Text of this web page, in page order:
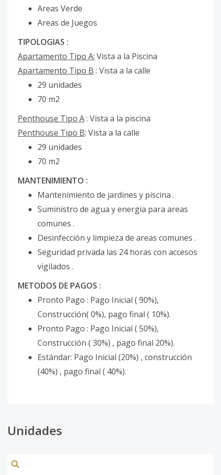
Areas Verde
Areas de Juegos
TIPOLOGIAS :
Apartamento Tipo A: Vista a la Piscina
Apartamento Tipo B : Vista a la calle
29 unidades
70 m2
Penthouse Tipo A: Vista a la piscina
Penthouse Tipo B: Vista a la calle
29 unidades
70 m2
MANTENIMIENTO :
Mantenimiento de jardines y piscina .
Suministro de agua y energia para areas
comunes .
Desinfección y limpieza de areas comunes .
Seguridad privada las 24 horas con accesos
vigilados .
METODOS DE PAGOS :
Pronto Pago : Pago Inicial ( 90%),
Construcción( 0%), pago final ( 10%).
Pronto Pago : Pago Inicial ( 50%),
Construcción ( 30%) , pago final 20%).
Estándar: Pago Inicial (20%) , construcción
(40%) , pago final ( 40%).
Unidades